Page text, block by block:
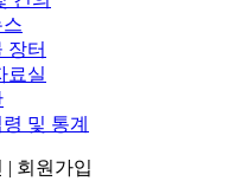
장터
료실
및 통계
| 회원가입